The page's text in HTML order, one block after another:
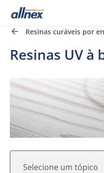
Resinas curáveis por
Resinas UV à
Selecione um tópico